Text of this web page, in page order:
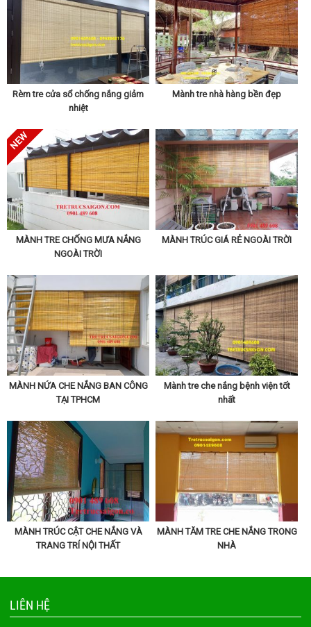
Rèm tre cửa sổ chống nắng giảm
nhiệt
Mành tre nhà hàng bền đẹp
MÀNH TRE CHỐNG MƯA NẮNG
NGOÀI TRỜI
MÀNH TRÚC GIÁ RẺ NGOÀI TRỜI
MÀNH NỨA CHE NẮNG BAN CÔNG
TẠI TPHCM
Mành tre che nắng bệnh viện tốt
nhất
MÀNH TRÚC CẬT CHE NẮNG VÀ
TRANG TRÍ NỘI THẤT
MÀNH TĂM TRE CHE NẮNG TRONG
NHÀ
LIÊN HỆ